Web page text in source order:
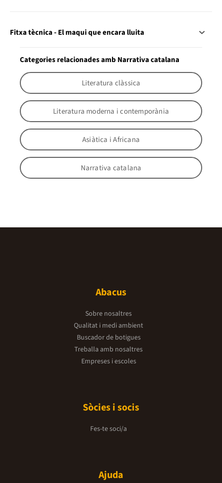
Fitxa tècnica - El maqui que encara lluita
Categories relacionades amb Narrativa catalana
Literatura clàssica
Literatura moderna i contemporània
Asiàtica i Africana
Narrativa catalana
Abacus
Sobre nosaltres
Qualitat i medi ambient
Buscador de botigues
Treballa amb nosaltres
Empreses i escoles
Sòcies i socis
Fes-te soci/a
Ajuda